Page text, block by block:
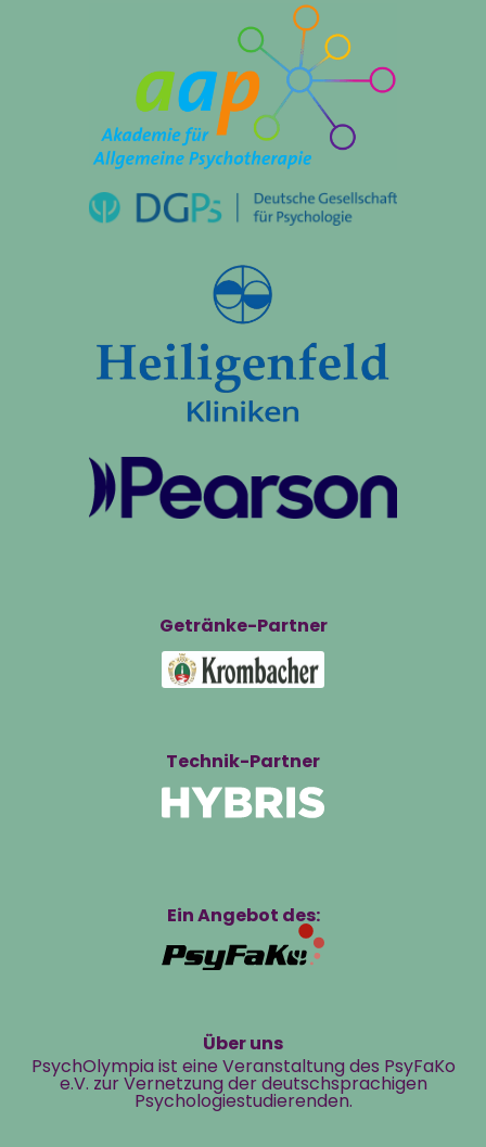
Getränke-Partner
Technik-Partner
Ein Angebot des:
Über uns
PsychOlympia ist eine Veranstaltung des PsyFaKo
e.V. zur Vernetzung der deutschsprachigen
Psychologiestudierenden.